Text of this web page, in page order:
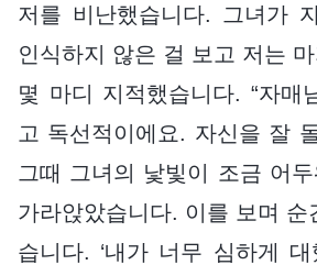
저를 비난했습니다. 그녀가
인식하지 않은 걸 보고 저는
몇 마디 지적했습니다. “자매
고 독선적이에요. 자신을 잘
그때 그녀의 낯빛이 조금 어
가라앉았습니다. 이를 보며 순
습니다. ‘내가 너무 심하게